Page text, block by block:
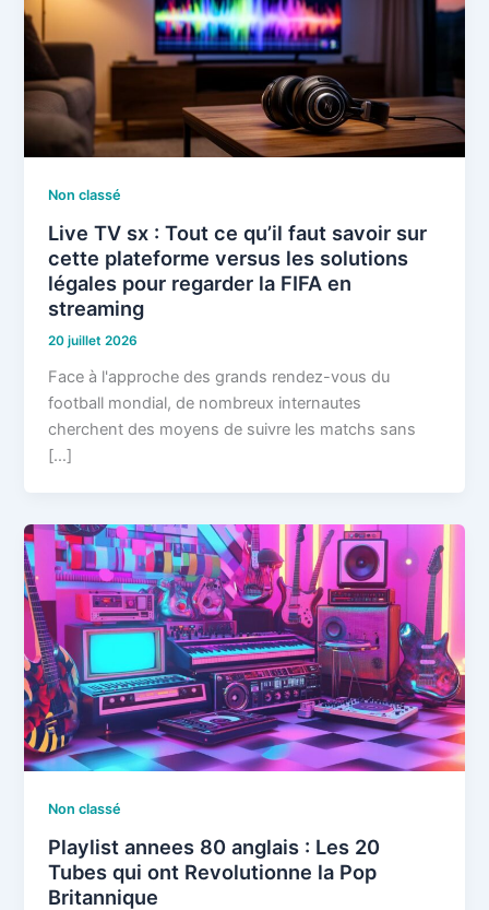
Non classé
Live TV sx : Tout ce qu’il faut savoir sur
cette plateforme versus les solutions
légales pour regarder la FIFA en
streaming
20 juillet 2026
Face à l'approche des grands rendez-vous du
football mondial, de nombreux internautes
cherchent des moyens de suivre les matchs sans
[…]
Non classé
Playlist annees 80 anglais : Les 20
Tubes qui ont Revolutionne la Pop
Britannique